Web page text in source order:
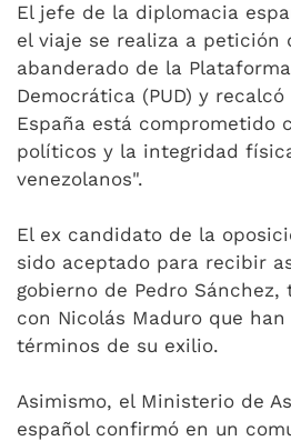
El jefe de la diplomacia
el viaje se realiza a petición
abanderado de la
Democrática (PUD) y
España está comprometido
políticos y la integridad
venezolanos".
El ex candidato de la
sido aceptado para recibir
gobierno de Pedro Sánchez,
con Nicolás Maduro que
términos de su exilio.
Asimismo, el Ministerio de
español confirmó en un